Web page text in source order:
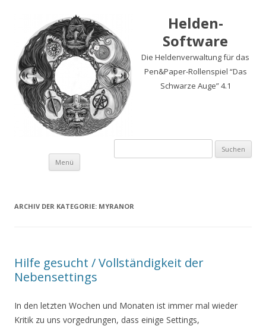
Helden-
Software
Die Heldenverwaltung für das
Pen&Paper-Rollenspiel “Das
Schwarze Auge” 4.1
Suchen
Menü Springe
Inhalt
ARCHIV DER KATEGORIE: MYRANOR
Hilfe gesucht / Vollständigkeit der
Nebensettings
In den letzten Wochen und Monaten ist immer mal wieder
Kritik zu uns vorgedrungen, dass einige Settings,